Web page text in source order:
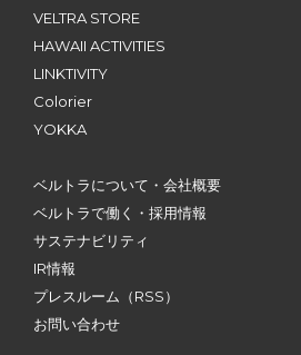
VELTRA STORE
HAWAII ACTIVITIES
LINKTIVITY
Colorier
YOKKA
ベルトラについて・会社概要
ベルトラで働く・採用情報
サステナビリティ
IR情報
プレスルーム （RSS）
お問い合わせ